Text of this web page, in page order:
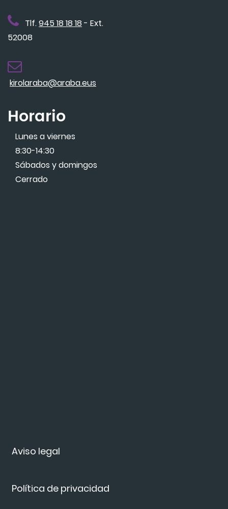
Aviso legal
Política de privacidad
Tlf.945 18 18 18 - Ext.
52008
kirolaraba@araba.eus
Horario
Lunes a viernes
8:30-14:30
Sábados y domingos
Cerrado